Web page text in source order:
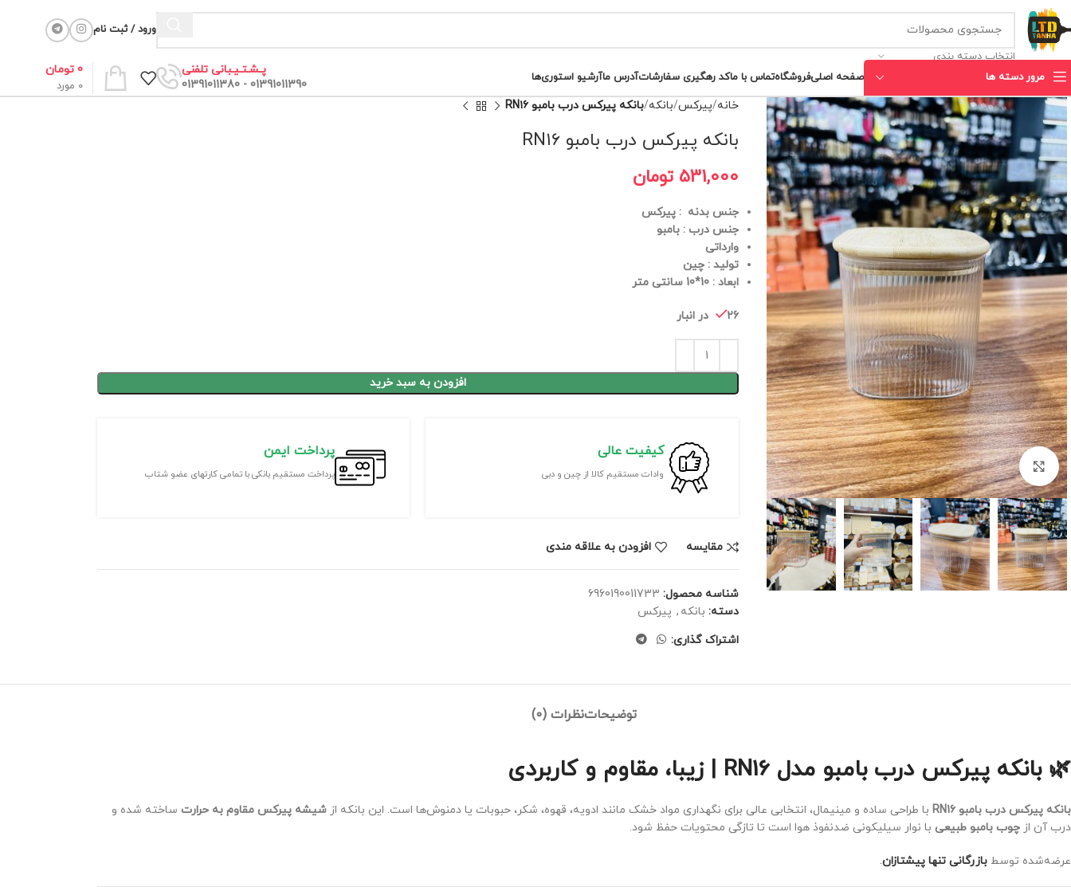
انتخاب دسته بندی
ورود / ثبت نام
مرور دسته ها صفحه اصلیفروشگاهتماس با ماکد رهگیری سفارشاتآدرس ماآرشیو استوری‌ها
پـشـتـیـبانی تلفنی
01391011390 - 01391011380
0 مورد
0 تومان
برای بزرگنمایی کلیک کنید
خانه پیرکس بانکه بانکه پیرکس درب بامبو RN۱۶
بانکه پیرکس درب بامبو RN۱۶
531,000 تومان
جنس بدنه : پیرکس
جنس درب : بامبو
وارداتی
تولید : چین
ابعاد : 10*10 سانتی متر
26 در انبار
افزودن به سبد خرید
کیفیت عالی
وادات مستقیم کالا از چین و دبی
پرداخت ایمن
پرداخت مستقیم بانکی با تمامی کارتهای عضو شتاب
مقايسه افزودن به علاقه مندی
شناسه محصول: 6960190011733
دسته: بانکه , پیرکس
اشتراک گذاری:
توضیحاتنظرات (0)
🌿 بانکه پیرکس درب بامبو مدل RN16 | زیبا، مقاوم و کاربردی
بانکه پیرکس درب بامبو RN16 با طراحی ساده و مینیمال، انتخابی عالی برای نگهداری مواد خشک مانند ادویه، قهوه، شکر، حبوبات یا دمنوش‌ها است. این بانکه از شیشه پیرکس مقاوم به حرارت ساخته شده و
درب آن از چوب بامبو طبیعی با نوار سیلیکونی ضد‌نفوذ هوا است تا تازگی محتویات حفظ شود.
عرضه‌شده توسط بازرگانی تنها پیشتازان.